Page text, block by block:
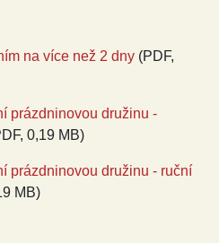
na více než 2 dny (PDF,
prázdninovou družinu -
0,19 MB)
prázdninovou družinu - ruční
MB)